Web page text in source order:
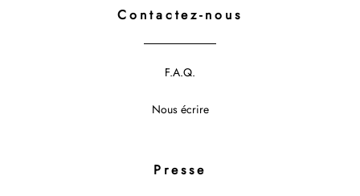
Contactez-nous
F.A.Q.
Nous écrire
Presse